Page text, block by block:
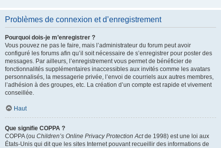
Problèmes de connexion et d’enregistrement
Pourquoi dois-je m’enregistrer ?
Vous pouvez ne pas le faire, mais l’administrateur du forum peut avoir
configuré les forums afin qu’il soit nécessaire de s’enregistrer pour poster des
messages. Par ailleurs, l’enregistrement vous permet de bénéficier de
fonctionnalités supplémentaires inaccessibles aux invités comme les avatars
personnalisés, la messagerie privée, l’envoi de courriels aux autres membres,
l’adhésion à des groupes, etc. La création d’un compte est rapide et vivement
conseillée.
Haut
Que signifie COPPA ?
COPPA (ou Children’s Online Privacy Protection Actde 1998) est une loi aux
États-Unis qui dit que les sites Internet pouvant recueillir des informations de